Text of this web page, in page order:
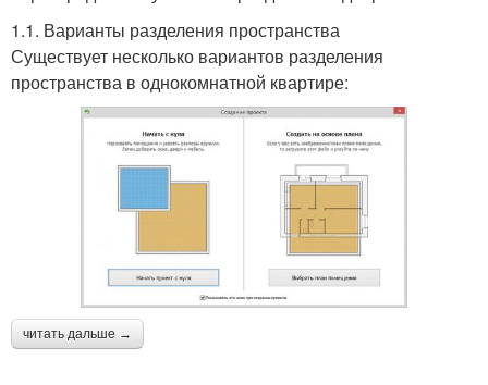
1.1. Варианты разделения пространства
Существует несколько вариантов разделения
пространства в однокомнатной квартире:
читать дальше →